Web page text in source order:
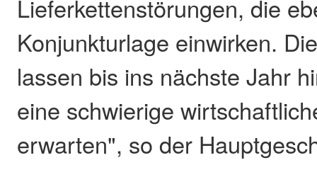
Lieferkettenstörungen, die
Konjunkturlage einwirken.
lassen bis ins nächste Jahr
eine schwierige
erwarten", so der